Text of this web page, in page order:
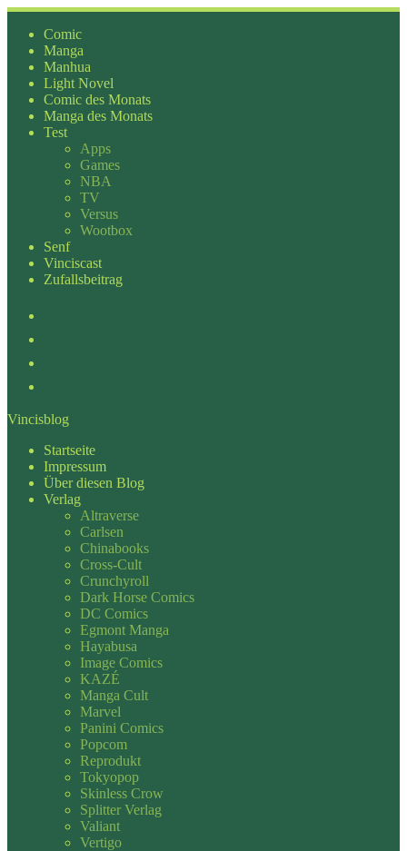
Zum
Inhalt
springen
Comic
Manga
Manhua
Light Novel
Comic des Monats
Manga des Monats
Test
Apps
Games
NBA
TV
Versus
Wootbox
Senf
Vinciscast
Zufallsbeitrag
Vincisblog
Startseite
Impressum
Über diesen Blog
Verlag
Altraverse
Carlsen
Chinabooks
Cross-Cult
Crunchyroll
Dark Horse Comics
DC Comics
Egmont Manga
Hayabusa
Image Comics
KAZÉ
Manga Cult
Marvel
Panini Comics
Popcom
Reprodukt
Tokyopop
Skinless Crow
Splitter Verlag
Valiant
Vertigo